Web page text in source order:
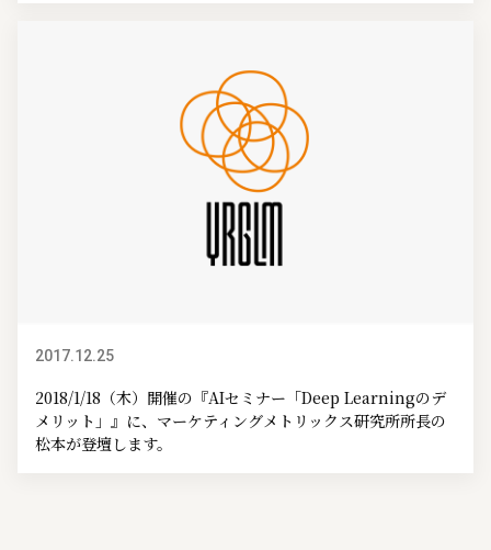
2017.12.25
2018/1/18（木）開催の『AIセミナー「Deep Learningのデ
メリット」』に、マーケティングメトリックス研究所所長の
松本が登壇します。